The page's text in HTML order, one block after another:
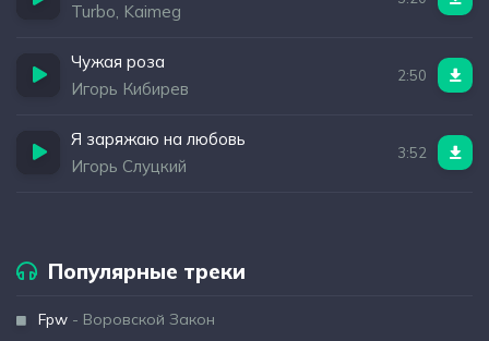
Turbo, Kaimeg
Чужая роза
Игорь Кибирев
2:50
Я заряжаю на любовь
Игорь Слуцкий
3:52
Популярные треки
Fpw - Воровской Закон